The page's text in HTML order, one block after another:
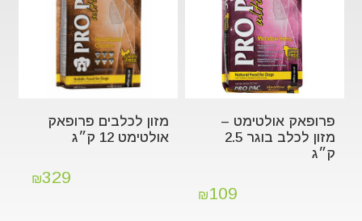
פרופאק אולטימט –
מזון לכלב בוגר 2.5
ק״ג
₪109
מזון לכלבים פרופאק
אולטימט 12 ק״ג
₪329